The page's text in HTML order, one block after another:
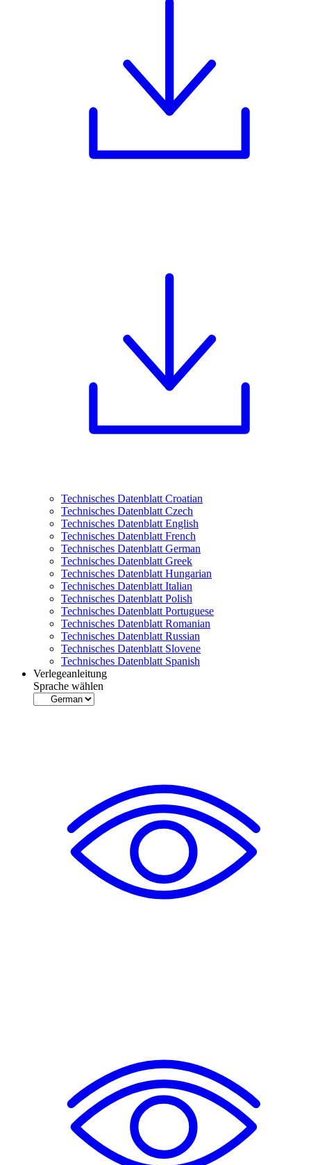
Technisches Datenblatt Croatian
Technisches Datenblatt Czech
Technisches Datenblatt English
Technisches Datenblatt French
Technisches Datenblatt German
Technisches Datenblatt Greek
Technisches Datenblatt Hungarian
Technisches Datenblatt Italian
Technisches Datenblatt Polish
Technisches Datenblatt Portuguese
Technisches Datenblatt Romanian
Technisches Datenblatt Russian
Technisches Datenblatt Slovene
Technisches Datenblatt Spanish
Verlegeanleitung
Sprache wählen